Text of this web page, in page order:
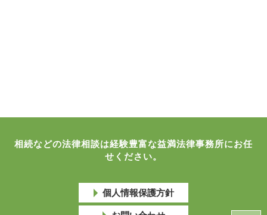
相続などの法律相談は経験豊富な益満法律事務所にお任
せください。
個人情報保護方針